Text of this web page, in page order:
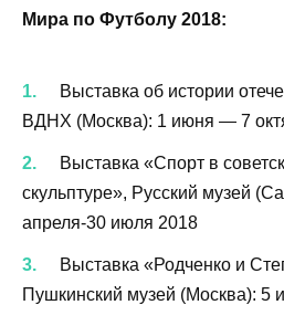
Мира по Футболу 2018:
Выставка об истории
ВДНХ (Москва): 1 июня — 7
Выставка «Спорт в
скульптуре», Русский музей
апреля-30 июля 2018
Выставка «Родченко и
Пушкинский музей (Москва): 5